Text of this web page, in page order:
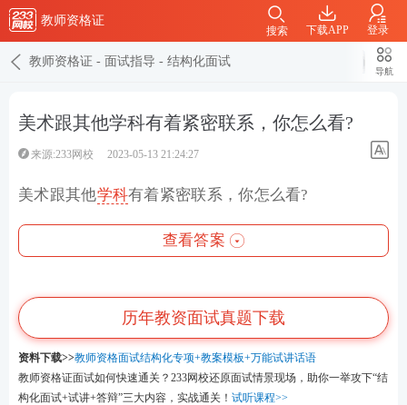
教师资格证
下载APP 登录
搜索
教师资格证 - 面试指导 - 结构化面试
导航
美术跟其他学科有着紧密联系，你怎么看?
来源:233网校 2023-05-13 21:24:27
美术跟其他学科有着紧密联系，你怎么看?
查看答案
历年教资面试真题下载
资料下载>>教师资格面试结构化专项+教案模板+万能试讲话语
教师资格证面试如何快速通关？233网校还原面试情景现场，助你一举攻下“结
构化面试+试讲+答辩”三大内容，实战通关！ 试听课程>>